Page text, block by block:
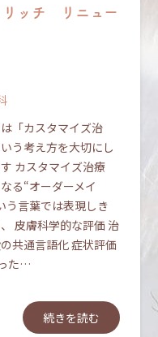
リッチ リニュー
「カスタマイズ治
う考え方を大切にし
カスタマイズ治療
る“オーダーメイ
う言葉では表現しき
皮膚科学的な評価 治
共通言語化 症状評価
た…
続きを読む